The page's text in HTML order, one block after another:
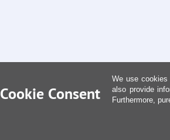
Cookie Consent
We use
also provide
Furthermore,